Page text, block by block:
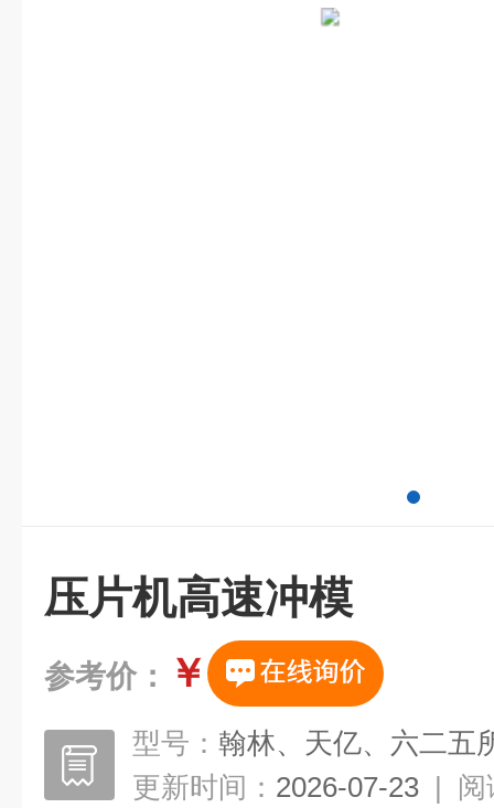
压片机高速冲模
参考价： ￥
型号： 翰林、天亿、六二五
更新时间： 2026-07-23 | 阅